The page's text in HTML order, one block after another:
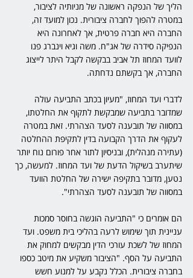
הליך של הנפקה ראשונה של מניותיה לציבור,
במטרה להפוך לחברה ציבורית. נכון למועד זה,
החברה היא חברה פרטית, אך לאחרונה היא
הנפיקה סידרה של אג"ח. משה וגיא וינברג פנו
לוועד המחוז תל אביב בבקשה לקבל היתר לייצוג
החברה, אך בקשתם נדחתה.
לדברי ועד המחוז, "מעיון בכתב התביעה עולה
שמדובר בתביעה שמבקשת לתקוף את החלטתו,
במסווה של תובענה לסעד הצהרתי. זאת במטרה
לעקוף את הדרך הקבועה בדין לתקיפת ההחלטה
(עתירה מנהלית), ובניסיון לתור אחר פורום נוח יותר
שיתערב בשיקול הדעת של ועד המחוז. למעשה, כך
נטען, מדובר בתקיפה ישירה של החלטת הוועד
במסווה של תובענה לסעד הצהרתי".
הם אומרים כי "התביעה הוגשה בחוסר סמכות
עניינית תוך שימוש לרעה בהליכי בית משפט. ועד
המחוז של לשכת עורכי הדין מבקשים למחוק את
התביעה על הסף. "הציבור משקיע את מיטב כספו
בחברה ציבורית. הכלל נקבע על למנוע חשש